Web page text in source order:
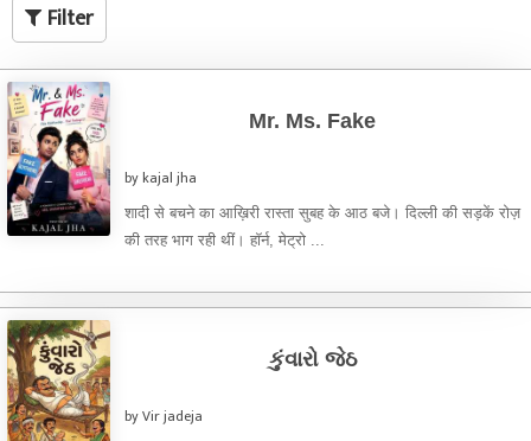
Filter
Mr. Ms. Fake
by kajal jha
शादी से बचने का आख़िरी रास्ता सुबह के आठ बजे। दिल्ली की सड़कें रोज़
की तरह भाग रही थीं। हॉर्न, मेट्रो ...
કુંવારો જેઠ
by Vir jadeja